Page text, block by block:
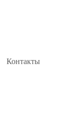
Контакты